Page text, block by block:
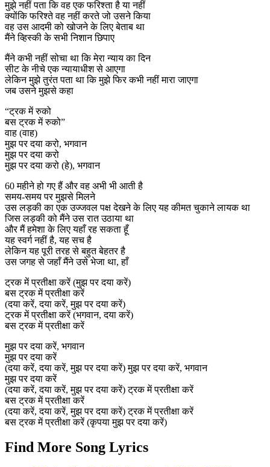
मुझे नहीं पता कि वह एक फरिश्ता है या नहीं
क्योंकि फरिश्ते वह नहीं करते जो उसने किया
वह उस आदमी को खोजने के लिए बेताब था
मैंने व्हिस्की के सभी निशान छिपाए
मैंने कभी नहीं सोचा था कि मेरा न्याय का दिन
सीट के नीचे एक न्यायाधीश से आएगा
लेकिन मुझे तुरंत पता था कि मुझे फिर कभी नहीं मारा जाएगा
जब उसने मुझसे कहा
“ट्रक में रुको
बस ट्रक में रुको”
वाह (वाह)
मुझ पर दया करो, भगवान
मुझ पर दया करो
मुझ पर दया करो (हे), भगवान
60 महीने हो गए हैं और वह अभी भी आती है
समय-समय पर मुझसे मिलने
उस लड़की का एक उज्जवल पक्ष देखने के लिए यह कीमत चुकाने लायक था
जिस लड़की को मैंने उस रात उठाया था
और मैं हमेशा के लिए यहाँ रह सकता हूँ
यह स्वर्ग नहीं है, यह सच है
लेकिन यह पूरी तरह से बहुत बेहतर है
उस जगह से जहाँ मैंने उसे भेजा था, हाँ
ट्रक में प्रतीक्षा करें (मुझ पर दया करें)
बस ट्रक में प्रतीक्षा करें
(दया करें, दया करें, मुझ पर दया करें)
ट्रक में प्रतीक्षा करें (भगवान, दया करें)
बस ट्रक में प्रतीक्षा करें
मुझ पर दया करें, भगवान
मुझ पर दया करें
(दया करें, दया करें, मुझ पर दया करें) मुझ पर दया करें, भगवान
मुझ पर दया करें
(दया करें, दया करें, मुझ पर दया करें) ट्रक में प्रतीक्षा करें
बस ट्रक में प्रतीक्षा करें
(दया करें, दया करें, मुझ पर दया करें) ट्रक में प्रतीक्षा करें
बस ट्रक में प्रतीक्षा करें (कृपया मुझ पर दया करें)
Find More Song Lyrics